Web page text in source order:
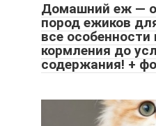
Домашний еж —
пород ежиков
все
кормления до
содержания! +